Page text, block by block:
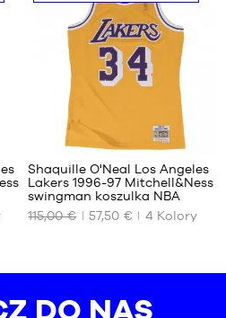
NASZE
DOSTĘPNE
ROZMIARY
Shaquille O'Neal Los Angeles
Lakers 1996-97 Mitchell&Ness
swingman koszulka NBA
115,00 €
57,50 € 4Kolory
DO NAS